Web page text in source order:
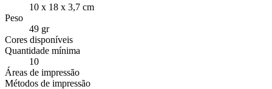
10 x 18 x 3,7 cm
Peso
49 gr
Cores disponíveis
Quantidade mínima
10
Áreas de impressão
Métodos de impressão